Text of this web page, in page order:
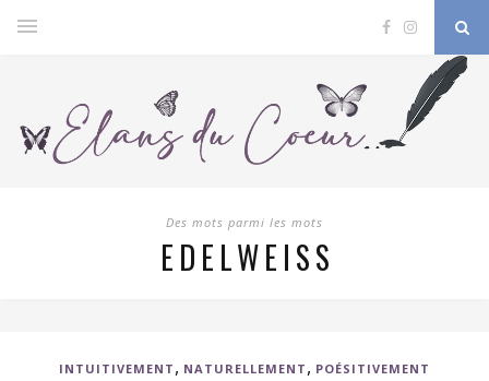
Des mots parmi les mots
EDELWEISS
INTUITIVEMENT , NATURELLEMENT , POÉSITIVEMENT